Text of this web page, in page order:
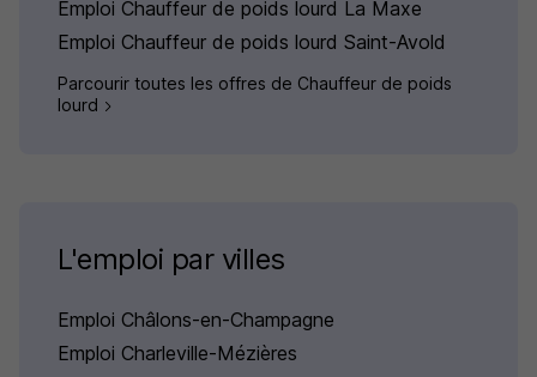
Emploi Chauffeur de poids lourd La Maxe
Emploi Chauffeur de poids lourd Saint-Avold
Parcourir toutes les offres de Chauffeur de poids
lourd
L'emploi par villes
Emploi Châlons-en-Champagne
Emploi Charleville-Mézières